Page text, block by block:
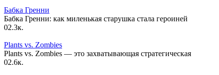
Бабка Гренни
Бабка Гренни: как миленькая старушка стала героиней
02.3к.
Plants vs. Zombies
Plants vs. Zombies — это захватывающая стратегическая
02.6к.